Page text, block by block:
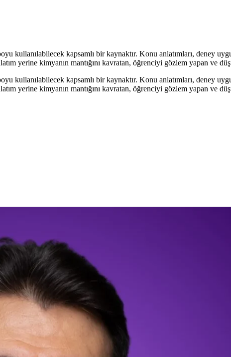
kullanılabilecek kapsamlı bir kaynaktır. Konu anlatımları, deney
yerine kimyanın mantığını kavratan, öğrenciyi gözlem yapan ve
kullanılabilecek kapsamlı bir kaynaktır. Konu anlatımları, deney
yerine kimyanın mantığını kavratan, öğrenciyi gözlem yapan ve